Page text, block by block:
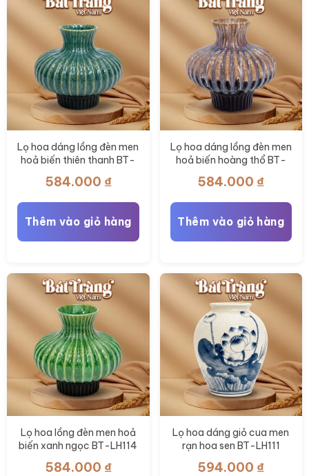
Lọ hoa dáng lồng đèn men
hoả biến thiên thanh BT-
584.000 ₫
Thêm vào giỏ hàng
Lọ hoa dáng lồng đèn men
hoả biến hoàng thổ BT-
584.000 ₫
Thêm vào giỏ hàng
Lọ hoa lồng đèn men hoả
biến xanh ngọc BT-LH114
584.000 ₫
Lọ hoa dáng giỏ cua men
rạn hoa sen BT-LH111
594.000 ₫